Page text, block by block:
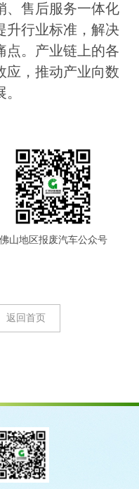
、售后服务一体化
升行业标准，解决
点。产业链上的各
应，推动产业向数
佛山地区报废汽车公众号
返回首页